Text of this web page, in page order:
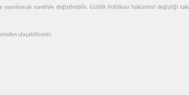
suretiyle değiştirebilir. Gizlilik Politikası hükümleri değiştiği
ulaşabilirsiniz.